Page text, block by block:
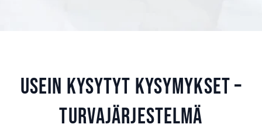
Usein kysytyt kysymykset –
Turvajärjestelmä